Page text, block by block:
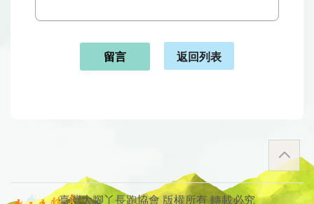
留言 返回列表
臺灣大腳丫長跑協會 版權所有 轉載必究